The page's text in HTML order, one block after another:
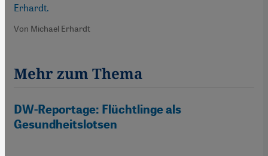
Erhardt.
Von Michael Erhardt
Mehr zum Thema
DW-Reportage: Flüchtlinge als
Gesundheitslotsen